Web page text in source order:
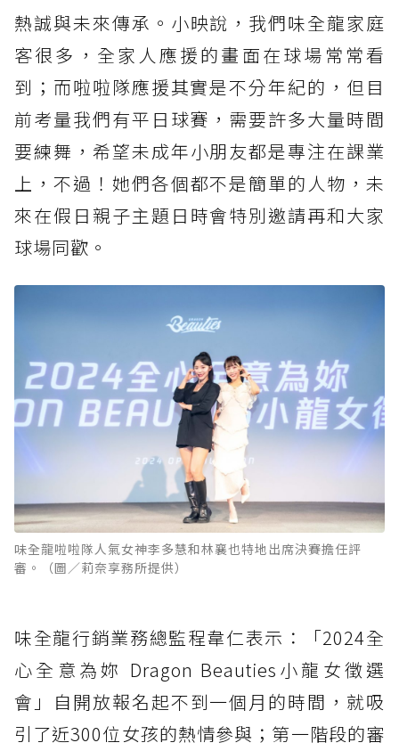
熱誠與未來傳承。小映說，我們味全龍家庭
客很多，全家人應援的畫面在球場常常看
到；而啦啦隊應援其實是不分年紀的，但目
前考量我們有平日球賽，需要許多大量時間
要練舞，希望未成年小朋友都是專注在課業
上，不過！她們各個都不是簡單的人物，未
來在假日親子主題日時會特別邀請再和大家
球場同歡。
味全龍啦啦隊人氣女神李多慧和林襄也特地出席決賽擔任評
審。（圖／莉奈享務所提供）
味全龍行銷業務總監程韋仁表示：「2024全
心全意為妳 Dragon Beauties小龍女徵選
會」自開放報名起不到一個月的時間，就吸
引了近300位女孩的熱情參與；第一階段的審